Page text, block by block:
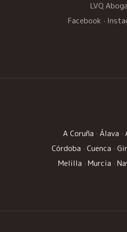
LVQ
Facebook ·
A Coruña · Álava ·
Córdoba · Cuenca ·
Melilla · Murcia ·